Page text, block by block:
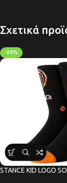
Σχετικά
-30%
STANCE KID LOGO